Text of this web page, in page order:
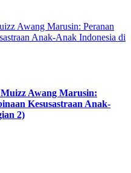
Awang Marusin: Peranan
Anak-Anak Indonesia di
Awang Marusin:
Kesusastraan Anak-
2)